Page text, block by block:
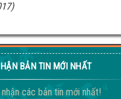
BẢN TIN MỚI NHẤT
các bản tin mới nhất!